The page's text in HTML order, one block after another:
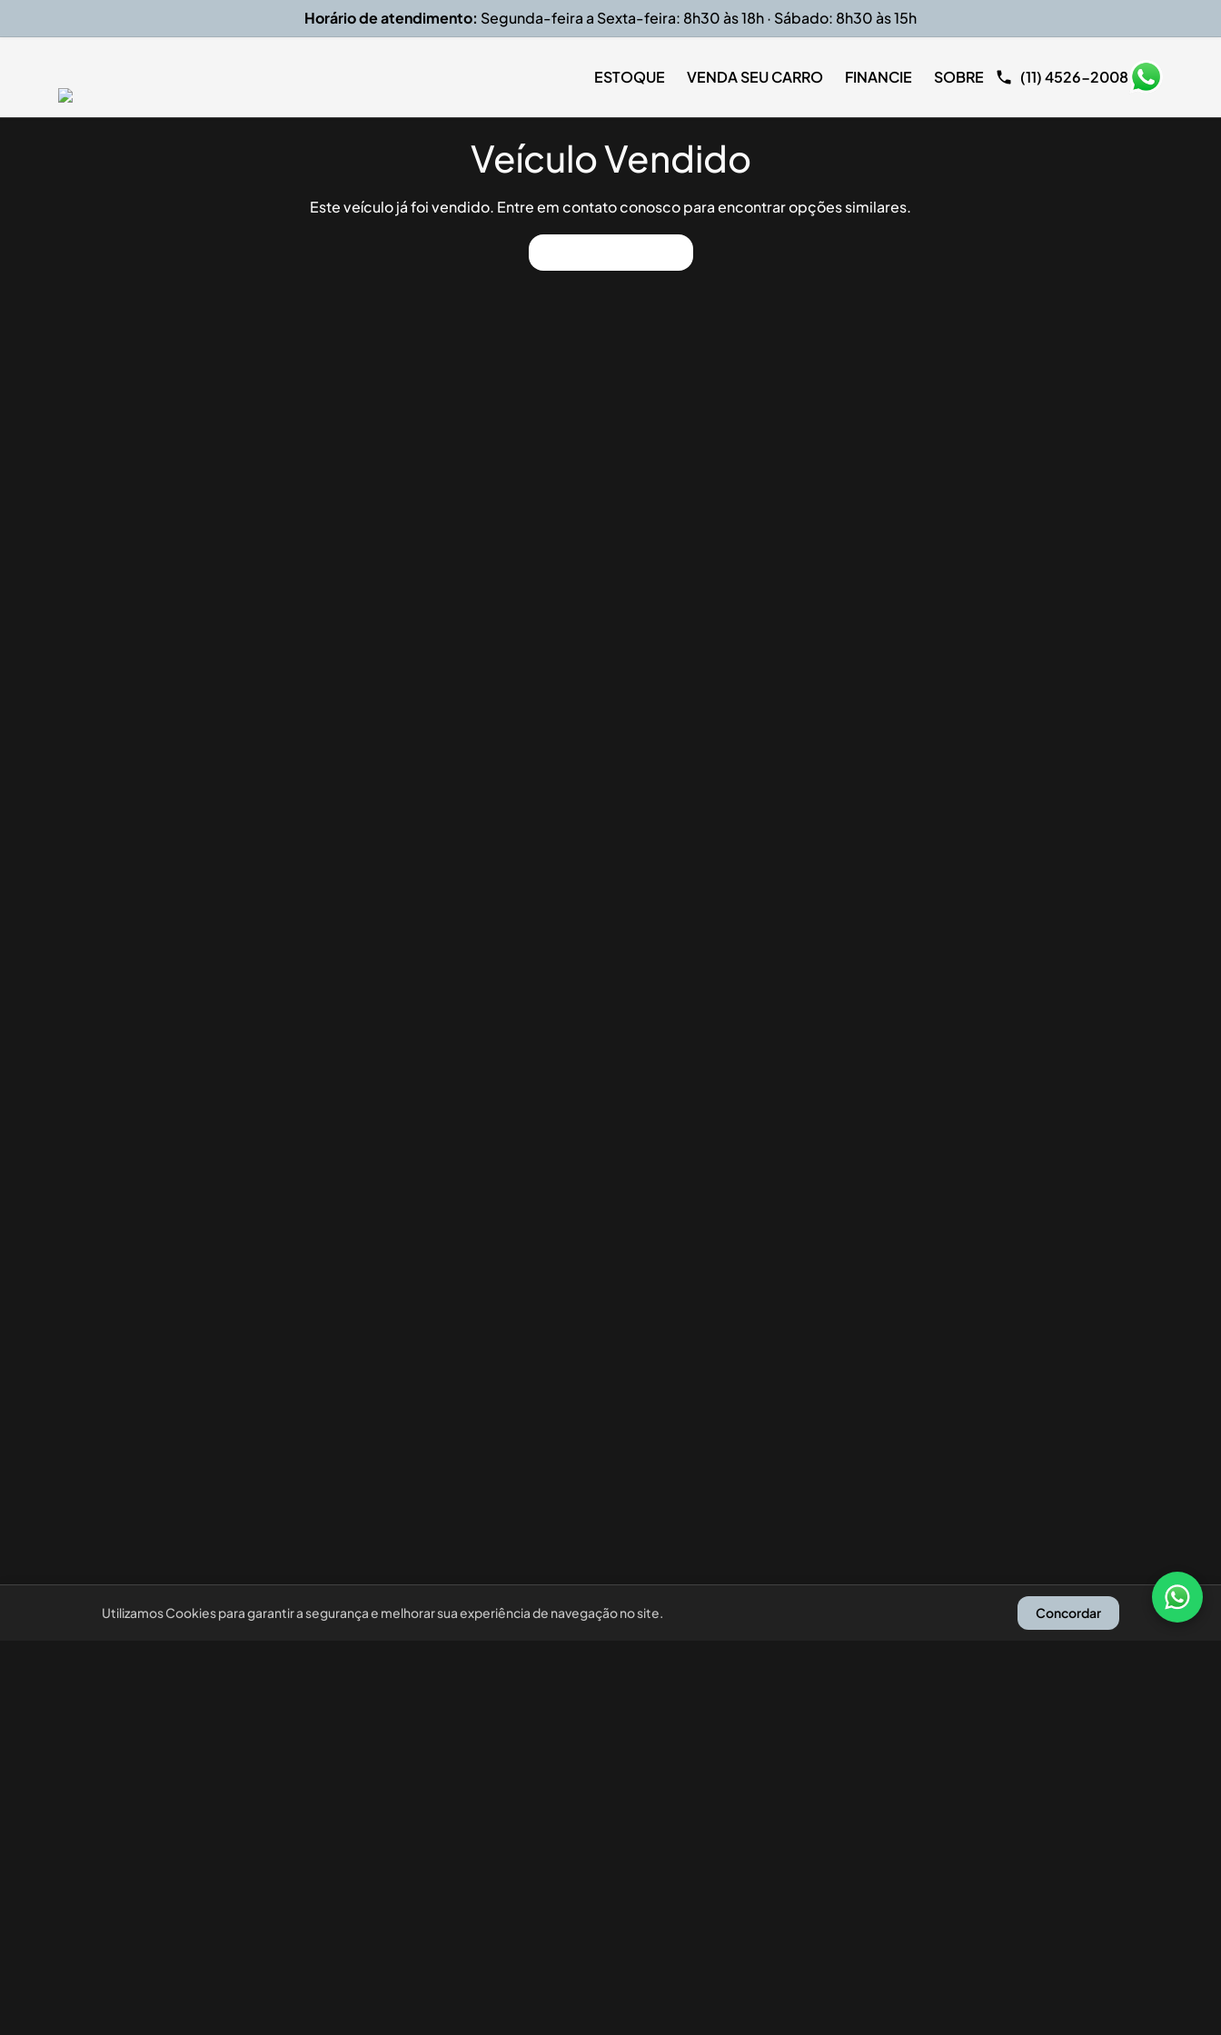
Horário de atendimento: Segunda-feira a Sexta-feira: 8h30 às 18h · Sábado: 8h30 às 15h
ESTOQUE VENDA SEU CARRO FINANCIE SOBRE (11) 4526-2008
Veículo Vendido
Este veículo já foi vendido. Entre em contato conosco para encontrar opções similares.
Utilizamos Cookies para garantir a segurança e melhorar sua experiência de navegação no site. Concordar